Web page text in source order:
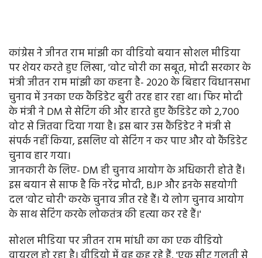
कांग्रेस ने जीनत राम मांझी का वीडियो बयान सोशल मीडिया
पर शेयर करते हुए लिखा, 'वोट चोरी का सबूत, मोदी सरकार के
मंत्री जीतन राम मांझी का कहना है- 2020 के बिहार विधानसभा
चुनाव में उनका एक कैंडिडेट बुरी तरह हार रहा था। फिर मोदी
के मंत्री ने DM से सेटिंग की और हारते हुए कैंडिडेट को 2,700
वोट से जितवा दिया गया है। इस बार उस कैंडिडेट ने मंत्री से
संपर्क नहीं किया, इसलिए वो सेटिंग न कर पाए और वो कैंडिडेट
चुनाव हार गया।
जानकारी के लिए- DM ही चुनाव आयोग के अधिकारी होते हैं।
इस बयान से साफ है कि नरेंद्र मोदी, BJP और इनके सहयोगी
दल 'वोट चोरी' करके चुनाव जीत रहे हैं। ये लोग चुनाव आयोग
के साथ सेटिंग करके लोकतंत्र की हत्या कर रहे हैं।'
सोशल मीडिया पर जीतन राम मांधी का का एक वीडियो